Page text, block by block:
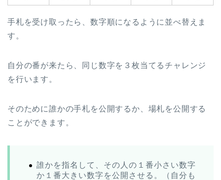
手札を受け取ったら、数字順になるように並べ替えま
す。
自分の番が来たら、同じ数字を３枚当てるチャレンジ
を行います。
そのために誰かの手札を公開するか、場札を公開する
ことができます。
誰かを指名して、その人の１番小さい数字
か１番大きい数字を公開させる。（自分も